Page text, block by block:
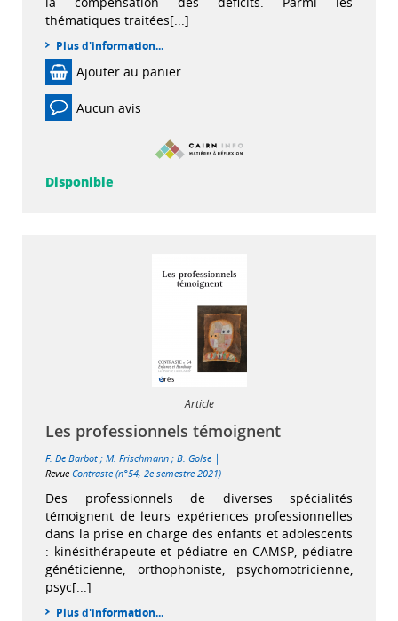
thématiques traitées[...]
Plus d'information...
Ajouter au panier
Aucun avis
Disponible
Article
Les professionnels témoignent
F. De Barbot ; M. Frischmann ; B. Golse |
Revue Contraste (n°54, 2e semestre 2021)
Des professionnels de diverses spécialités
témoignent de leurs expériences professionnelles
dans la prise en charge des enfants et adolescents
: kinésithérapeute et pédiatre en CAMSP, pédiatre
généticienne, orthophoniste, psychomotricienne,
psyc[...]
Plus d'information...